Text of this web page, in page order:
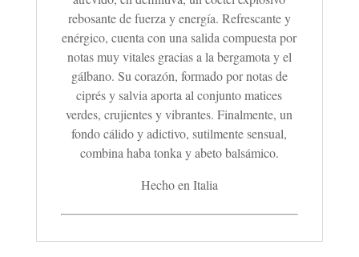
rebosante de fuerza y energía. Refrescante y
enérgico, cuenta con una salida compuesta por
notas muy vitales gracias a la bergamota y el
gálbano. Su corazón, formado por notas de
ciprés y salvia aporta al conjunto matices
verdes, crujientes y vibrantes. Finalmente, un
fondo cálido y adictivo, sutilmente sensual,
combina haba tonka y abeto balsámico.
Hecho en Italia